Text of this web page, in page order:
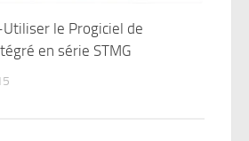
Utiliser le Progiciel de
en série STMG